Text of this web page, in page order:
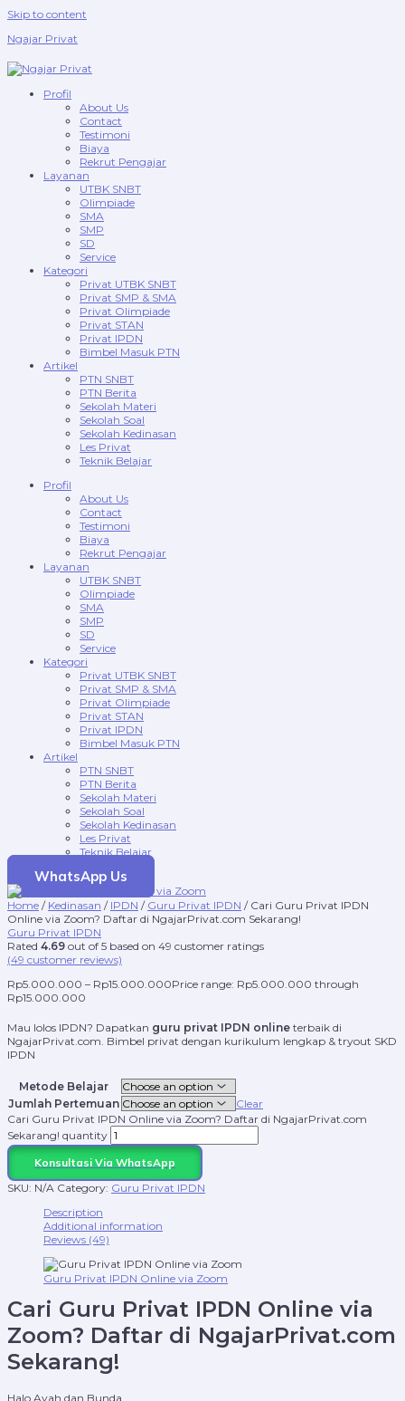
Skip to content
Ngajar Privat
Profil
About Us
Contact
Testimoni
Biaya
Rekrut Pengajar
Layanan
UTBK SNBT
Olimpiade
SMA
SMP
SD
Service
Kategori
Privat UTBK SNBT
Privat SMP & SMA
Privat Olimpiade
Privat STAN
Privat IPDN
Bimbel Masuk PTN
Artikel
PTN SNBT
PTN Berita
Sekolah Materi
Sekolah Soal
Sekolah Kedinasan
Les Privat
Teknik Belajar
Profil
About Us
Contact
Testimoni
Biaya
Rekrut Pengajar
Layanan
UTBK SNBT
Olimpiade
SMA
SMP
SD
Service
Kategori
Privat UTBK SNBT
Privat SMP & SMA
Privat Olimpiade
Privat STAN
Privat IPDN
Bimbel Masuk PTN
Artikel
PTN SNBT
PTN Berita
Sekolah Materi
Sekolah Soal
Sekolah Kedinasan
Les Privat
Teknik Belajar
WhatsApp Us
Home / Kedinasan / IPDN / Guru Privat IPDN / Cari Guru Privat IPDN
Online via Zoom? Daftar di NgajarPrivat.com Sekarang!
Guru Privat IPDN
Rated 4.69 out of 5 based on 49 customer ratings
(49 customer reviews)
Rp5.000.000 – Rp15.000.000Price range: Rp5.000.000 through
Rp15.000.000
Mau lolos IPDN? Dapatkan guru privat IPDN online terbaik di
NgajarPrivat.com. Bimbel privat dengan kurikulum lengkap & tryout SKD
IPDN
Metode Belajar
Jumlah Pertemuan
Clear
Cari Guru Privat IPDN Online via Zoom? Daftar di NgajarPrivat.com
Sekarang! quantity
Konsultasi Via WhatsApp
SKU: N/A Category: Guru Privat IPDN
Description
Additional information
Reviews (49)
Guru Privat IPDN Online via Zoom
Cari Guru Privat IPDN Online via
Zoom? Daftar di NgajarPrivat.com
Sekarang!
Halo Ayah dan Bunda,